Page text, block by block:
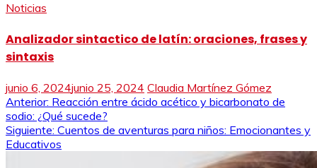
Noticias
Analizador sintactico de latín: oraciones, frases y
sintaxis
junio 6, 2024junio 25, 2024 Claudia Martínez Gómez
Navegación
de
entradas
Anterior: Reacción entre ácido acético y bicarbonato de
sodio: ¿Qué sucede?
Siguiente: Cuentos de aventuras para niños: Emocionantes y
Educativos